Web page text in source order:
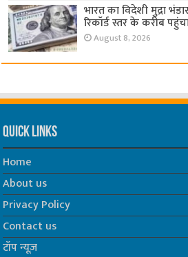
भारत का विदेशी मुद्रा
रिकॉर्ड स्तर के करीब
August 8, 2026
Quick Links
Home
About us
Privacy Policy
Contact us
टॉप न्यूज़